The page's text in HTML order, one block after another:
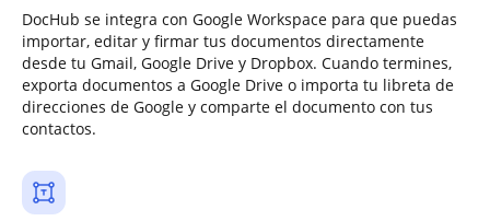
DocHub se integra con Google Workspace para que puedas
importar, editar y firmar tus documentos directamente
desde tu Gmail, Google Drive y Dropbox. Cuando termines,
exporta documentos a Google Drive o importa tu libreta de
direcciones de Google y comparte el documento con tus
contactos.